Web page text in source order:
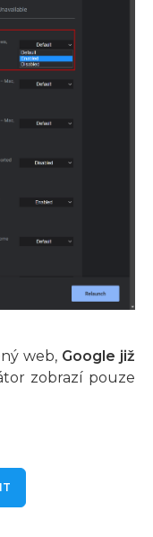
web, Google již
zobrazí pouze